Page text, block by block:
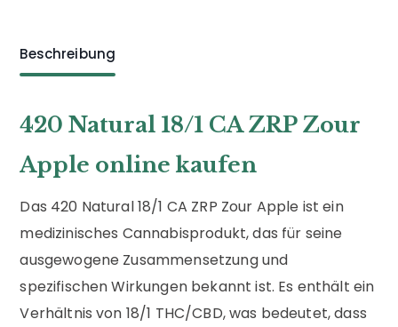
Beschreibung
420 Natural 18/1 CA ZRP Zour
Apple online kaufen
Das 420 Natural 18/1 CA ZRP Zour Apple ist ein
medizinisches Cannabisprodukt, das für seine
ausgewogene Zusammensetzung und
spezifischen Wirkungen bekannt ist. Es enthält ein
Verhältnis von 18/1 THC/CBD, was bedeutet, dass